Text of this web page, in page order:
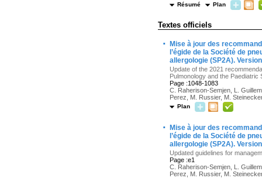
Résumé Plan
Textes officiels
·
Mise à jour des
l’égide de la Société de
allergologie (SP2A).
Update of the 2021
Pulmonology and the Paediatric
Page :1048-1083
C. Raherison-Semjen, L.
Perez, M. Russier, M.
Plan
·
Mise à jour des
l’égide de la Société de
allergologie (SP2A).
Updated guidelines for
Page :e1
C. Raherison-Semjen, L.
Perez, M. Russier, M.